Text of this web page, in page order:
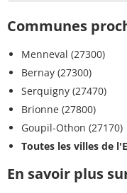
Communes
Menneval (27300)
Bernay (27300)
Serquigny (27470)
Brionne (27800)
Goupil-Othon (27170)
Toutes les villes de
En savoir plus